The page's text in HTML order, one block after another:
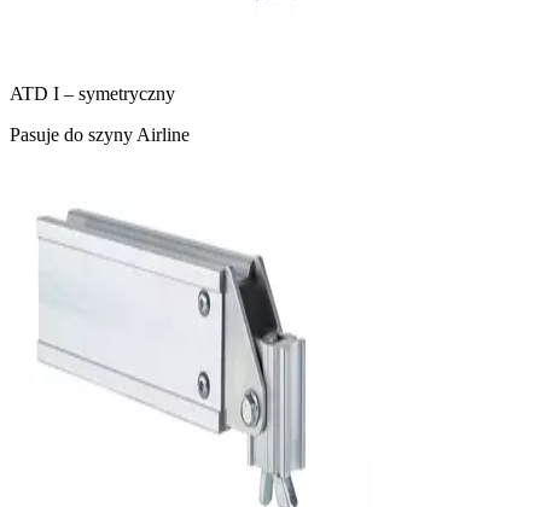
ATD I – symetryczny
Pasuje do szyny Airline